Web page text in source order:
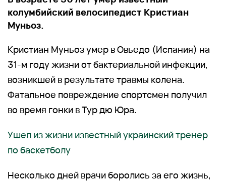
колумбийский велосипедист Кристиан
Муньоз.
Кристиан Муньоз умер в Овьедо (Испания) на
31-м году жизни от бактериальной инфекции,
возникшей в результате травмы колена.
Фатальное повреждение спортсмен получил
во время гонки в Тур дю Юра.
Ушел из жизни известный украинский тренер
по баскетболу
Несколько дней врачи боролись за его жизнь,